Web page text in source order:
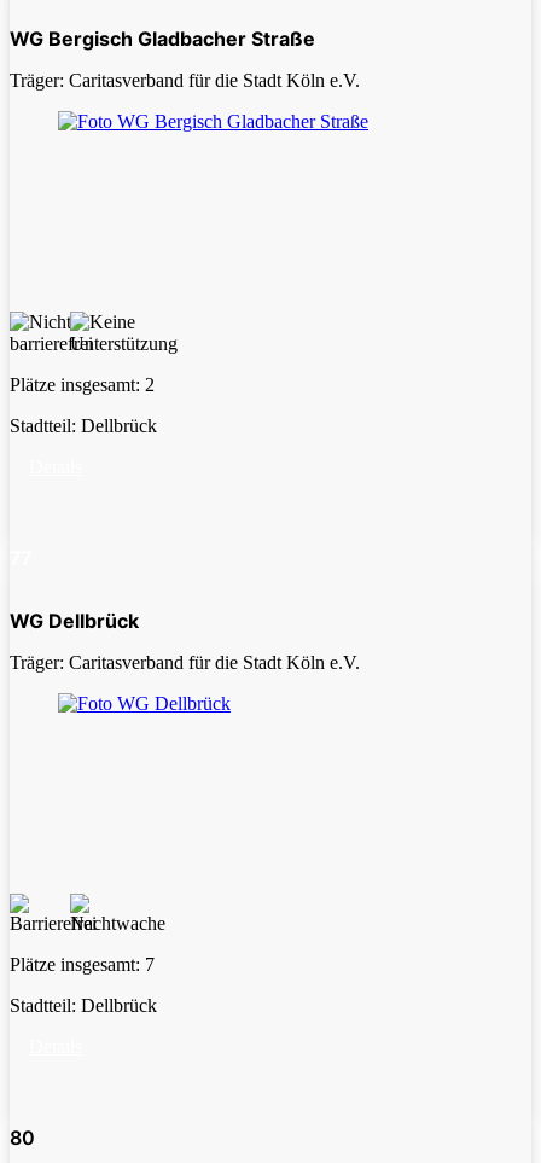
WG Bergisch Gladbacher Straße
Träger: Caritasverband für die Stadt Köln e.V.
Plätze insgesamt: 2
Stadtteil: Dellbrück
WG Dellbrück
Träger: Caritasverband für die Stadt Köln e.V.
Plätze insgesamt: 7
Stadtteil: Dellbrück
80